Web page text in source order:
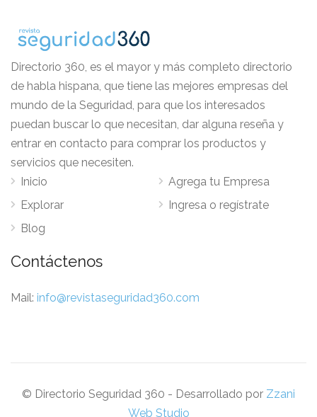
Directorio 360, es el mayor y más completo directorio
de habla hispana, que tiene las mejores empresas del
mundo de la Seguridad, para que los interesados
puedan buscar lo que necesitan, dar alguna reseña y
entrar en contacto para comprar los productos y
servicios que necesiten.
Inicio
Explorar
Blog
Agrega tu Empresa
Ingresa o regístrate
Contáctenos
Mail: info@revistaseguridad360.com
© Directorio Seguridad 360 - Desarrollado por Zzani
Web Studio